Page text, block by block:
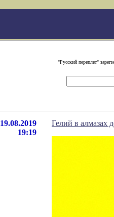
"Русский переплет"
19.08.2019
19:19
Гелий в алмазах